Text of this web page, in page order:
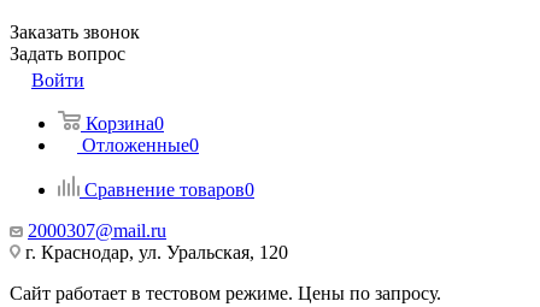
Заказать звонок
Задать вопрос
Войти
Корзина0
Отложенные0
Сравнение товаров0
2000307@mail.ru
г. Краснодар, ул. Уральская, 120
Сайт работает в тестовом режиме. Цены по запросу.